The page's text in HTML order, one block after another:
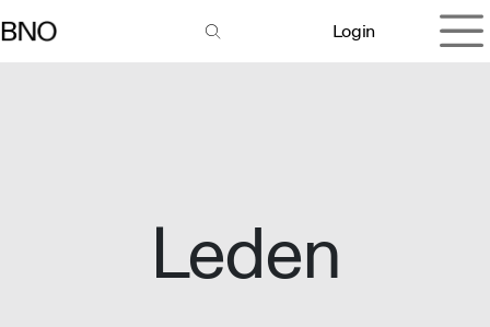
Login
Leden